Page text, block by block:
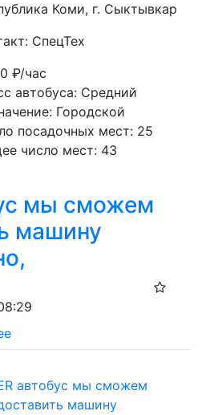
Коми, г. Сыктывкар
СпецТех
₽/час
автобуса: Средний
Городской
посадочных мест: 25
число мест: 43
мы сможем
машину
автобус мы сможем
машину